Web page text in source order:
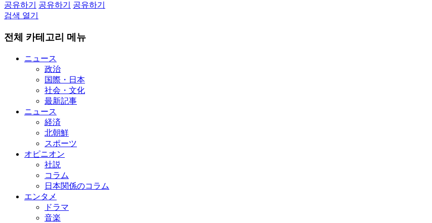
공유하기
공유하기
공유하기
검색 열기
전체 카테고리 메뉴
ニュース
政治
国際・日本
社会・文化
最新記事
ニュース
経済
北朝鮮
スポーツ
オピニオン
社説
コラム
日本関係のコラム
エンタメ
ドラマ
音楽